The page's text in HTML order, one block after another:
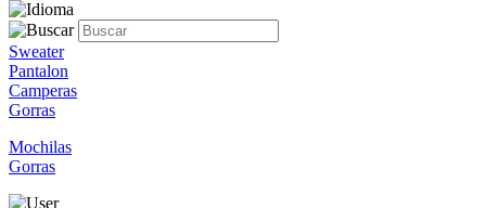
Sweater
Pantalon
Camperas
Gorras
Mochilas
Gorras